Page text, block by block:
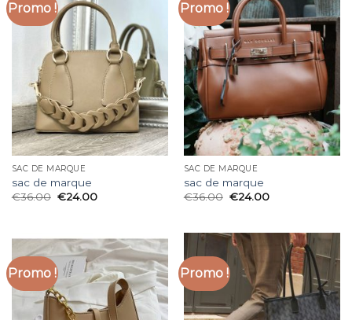
Promo !
SAC DE MARQUE
sac de marque
€36.00 €24.00
Promo !
SAC DE MARQUE
sac de marque
€36.00 €24.00
Promo ! Promo !